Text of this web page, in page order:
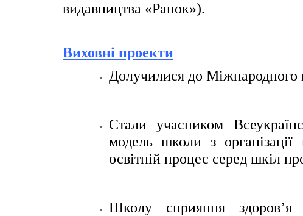
видавництва «Ранок»).
Виховні проекти
Долучилися до Міжнародного
Стали учасником
модель школи з організації
освітній процес серед шкіл
Школу сприяння